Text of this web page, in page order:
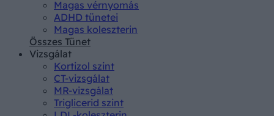
Magas vérnyomás
ADHD tünetei
Magas koleszterin
Összes Tünet
Vizsgálat
Kortizol szint
CT-vizsgálat
MR-vizsgálat
Triglicerid szint